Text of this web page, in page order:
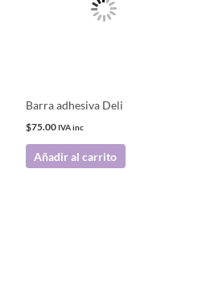
Barra adhesiva Deli
$75.00 IVA inc
Añadir al carrito